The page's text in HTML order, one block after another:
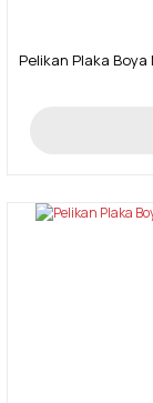
Pelikan Plaka Boya